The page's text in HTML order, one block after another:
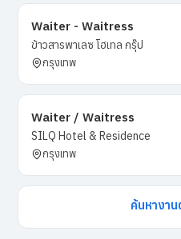
Waiter - Waitress
ข้าวสารพาเลซ โฮเทล กรุ๊ป
กรุงเทพ
Waiter / Waitress
SILQ Hotel & Residence
กรุงเทพ
ค้นหางา